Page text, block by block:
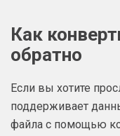
Как
обратно
Если вы хотите
поддерживает
файла с помощью